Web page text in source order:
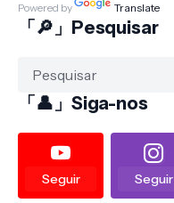
Powered by Translate
「🔎」Pesquisar
「👤」Siga-nos
Seguir Seguir